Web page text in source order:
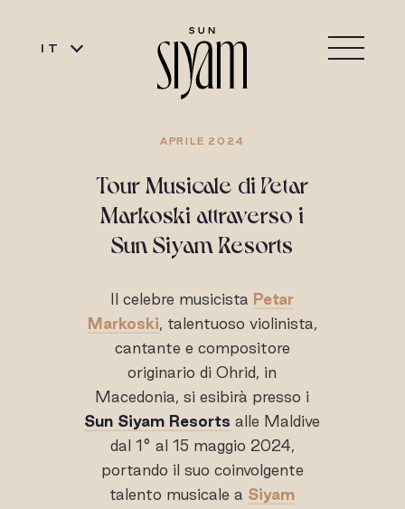
IT
APRILE 2024
Tour Musicale di Petar
Markoski attraverso i
Sun Siyam Resorts
Il celebre musicista Petar
Markoski, talentuoso violinista,
cantante e compositore
originario di Ohrid, in
Macedonia, si esibirà presso i
Sun Siyam Resorts alle Maldive
dal 1° al 15 maggio 2024,
portando il suo coinvolgente
talento musicale a Siyam